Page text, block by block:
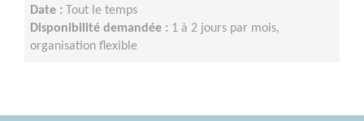
Date :
Tout le temps
Disponibilité demandée : 1 à 2 jours par mois,
organisation flexible